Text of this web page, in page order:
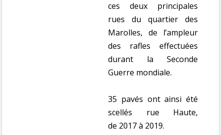
ces deux principales
rues du quartier des
Marolles, de l’ampleur
des rafles effectuées
durant la Seconde
Guerre mondiale.
35 pavés ont ainsi été
scellés rue Haute,
de 2017 à 2019.